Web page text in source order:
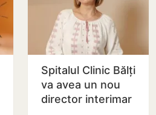
Spitalul Clinic Bălți
va avea un nou
director interimar